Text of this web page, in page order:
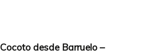
Cocoto desde Barruelo –